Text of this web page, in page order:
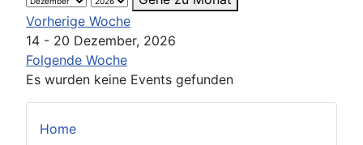
Home
Vorherige Woche
14 - 20 Dezember, 2026
Folgende Woche
Es wurden keine Events gefunden